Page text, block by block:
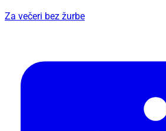
Za večeri bez žurbe